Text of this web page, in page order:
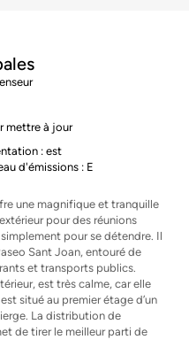
mettre à jour
: est
d'émissions : E
une magnifique et tranquille
pour des réunions
pour se détendre. Il
Sant Joan, entouré de
et transports publics.
est très calme, car elle
situé au premier étage d’un
La distribution de
de tirer le meilleur parti de